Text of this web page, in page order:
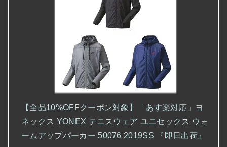
【全品10%OFFクーポン対象】「あす楽対応」ヨ
ネックス YONEX テニスウェア ユニセックス ウォ
ームアップパーカー 50076 2019SS 『即日出荷』